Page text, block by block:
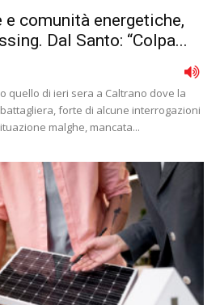
e comunità energetiche,
Dal Santo: “Colpa...
quello di ieri sera a Caltrano dove la
forte di alcune interrogazioni
malghe, mancata...